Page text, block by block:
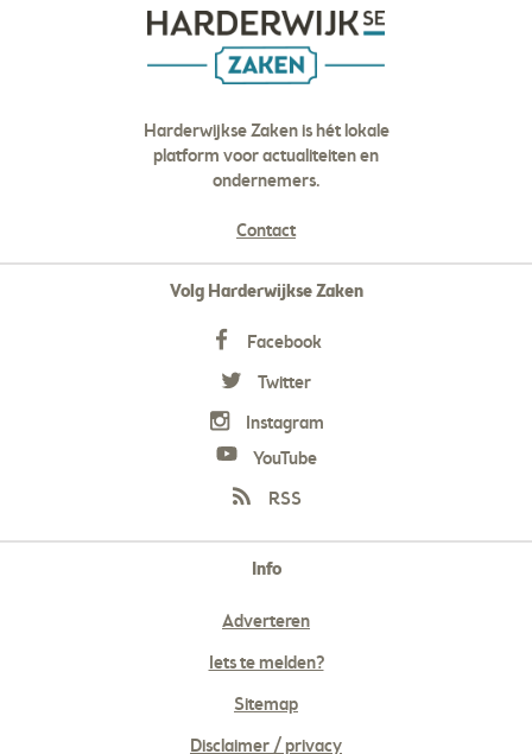
Harderwijkse Zaken is hét lokale
platform voor actualiteiten en
ondernemers.
Contact
Volg Harderwijkse Zaken
Facebook
Twitter
Instagram
YouTube
RSS
Info
Adverteren
Iets te melden?
Sitemap
Disclaimer / privacy